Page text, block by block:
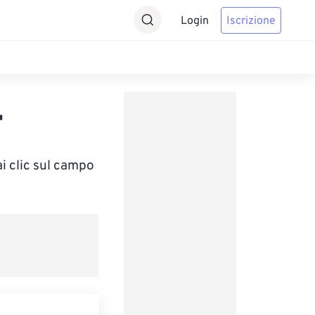
Login Iscrizione
clic sul campo